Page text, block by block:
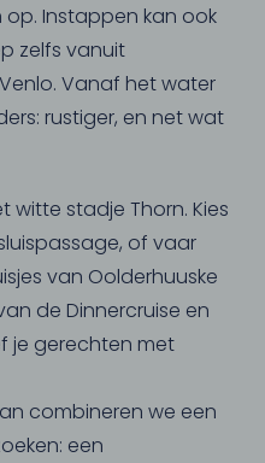
Instappen kan ook
zelfs vanuit
Vanaf het water
rustiger, en net wat
witte stadje Thorn. Kies
of vaar
van Oolderhuuske
de Dinnercruise en
je gerechten met
combineren we een
een